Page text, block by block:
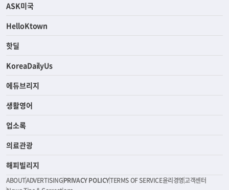
ASK미국
HelloKtown
핫딜
KoreaDailyUs
에듀브리지
생활영어
업소록
의료관광
해피빌리지
ABOUTADVERTISINGPRIVACY POLICYTERMS OF SERVICE윤리경영고객센터